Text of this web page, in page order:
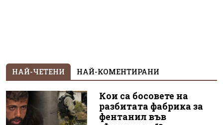
НАЙ-ЧЕТЕНИ НАЙ-КОМЕНТИРАНИ
Кои са босовете на
разбитата фабрика за
фентанил във